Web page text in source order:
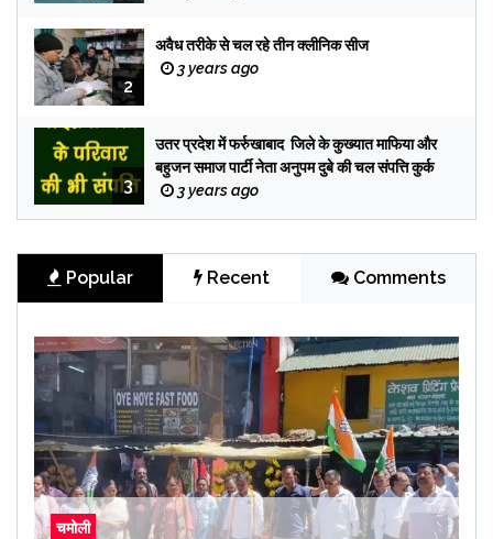
2
अवैध तरीके से चल रहे तीन क्लीनिक सीज
3 years ago
3
उतर प्रदेश में फर्रुखाबाद जिले के कुख्यात माफिया और
बहुजन समाज पार्टी नेता अनुपम दुबे की चल संपत्ति कुर्क
3 years ago
Popular Recent Comments
चमोली